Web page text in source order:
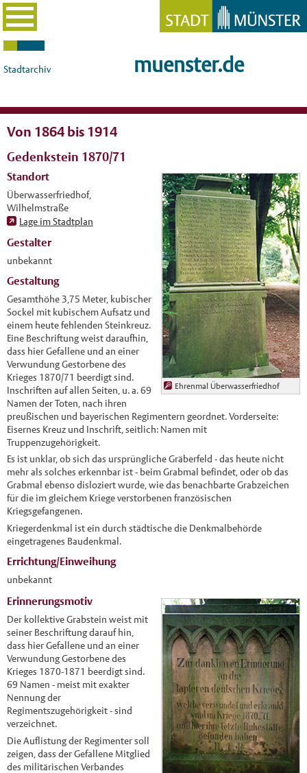
Stadtarchiv muenster.de
Von 1864 bis 1914
Gedenkstein 1870/71
Ehrenmal Überwasserfriedhof
Standort
Überwasserfriedhof,
Wilhelmstraße
Lage im Stadtplan
Gestalter
unbekannt
Gestaltung
Gesamthöhe 3,75 Meter, kubischer
Sockel mit kubischem Aufsatz und
einem heute fehlenden Steinkreuz.
Eine Beschriftung weist daraufhin,
dass hier Gefallene und an einer
Verwundung Gestorbene des
Krieges 1870/71 beerdigt sind.
Inschriften auf allen Seiten, u. a. 69
Namen der Toten, nach ihren
preußischen und bayerischen Regimentern geordnet. Vorderseite:
Eisernes Kreuz und Inschrift, seitlich: Namen mit
Truppenzugehörigkeit.
Es ist unklar, ob sich das ursprüngliche Gräberfeld - das heute nicht
mehr als solches erkennbar ist - beim Grabmal befindet, oder ob das
Grabmal ebenso disloziert wurde, wie das benachbarte Grabzeichen
für die im gleichem Kriege verstorbenen französischen
Kriegsgefangenen.
Kriegerdenkmal ist ein durch städtische die Denkmalbehörde
eingetragenes Baudenkmal.
Errichtung/Einweihung
unbekannt
Erinnerungsmotiv
Der kollektive Grabstein weist mit
seiner Beschriftung darauf hin,
dass hier Gefallene und an einer
Verwundung Gestorbene des
Krieges 1870-1871 beerdigt sind.
69 Namen - meist mit exakter
Nennung der
Regimentszugehörigkeit - sind
verzeichnet.
Die Auflistung der Regimenter soll
zeigen, dass der Gefallene Mitglied
des militärischen Verbandes